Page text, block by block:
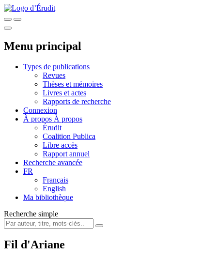
Menu principal
Types de publications
Revues
Thèses et mémoires
Livres et actes
Rapports de recherche
Connexion
À propos À propos
Érudit
Coalition Publica
Libre accès
Rapport annuel
Recherche avancée
FR
Français
English
Ma bibliothèque
Recherche simple
Fil d'Ariane